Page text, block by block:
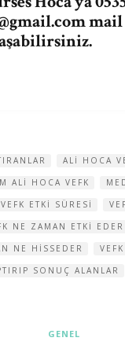
mail
ALI HOCA
ALI HOCA VEFK
VEFK ETKI SÜRESI
NE ZAMAN ETKI EDER
NE HISSEDER
SONUÇ ALANLAR
GENEL